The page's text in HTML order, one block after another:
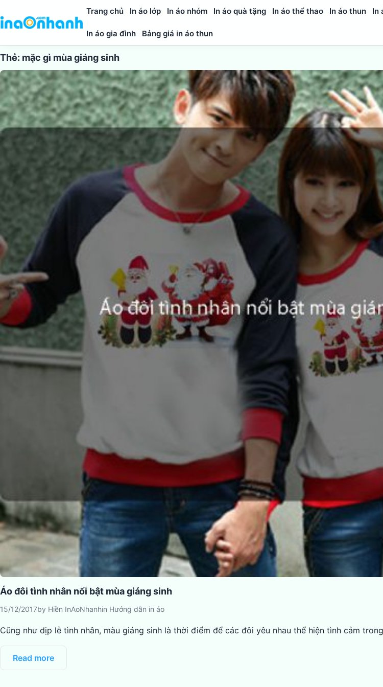
Trang chủ In áo lớp In áo nhóm In áo quà tặng In áo thể thao In áo thun In
In áo gia đình Bảng giá in áo thun
Thẻ: mặc gì mùa giáng sinh
Áo đôi tình nhân nổi bật mùa giáng sinh
15/12/2017by Hiền InAoNhanhin Hướng dẫn in áo
Cũng như dịp lễ tình nhân, màu giáng sinh là thời điểm để các đôi yêu nhau thể hiện tình cảm
Read more